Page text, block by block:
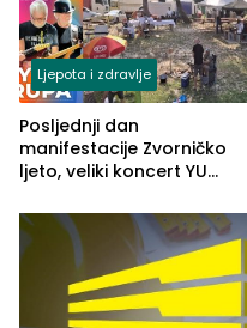
Ljepota i zdravlje
Posljednji dan
manifestacije Zvorničko
ljeto, veliki koncert YU
ove godine